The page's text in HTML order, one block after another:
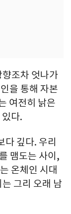
조차 엇나가
을 통해 자본
여전히 낡은
다.
깊다. 우리
맴도는 사이,
온체인 시대
그리 오래 남